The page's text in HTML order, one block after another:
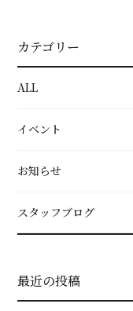
カテゴリー
ALL
イベント
お知らせ
スタッフブログ
最近の投稿